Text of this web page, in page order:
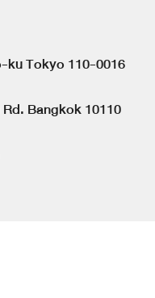
ku Tokyo 110-0016
Bangkok 10110